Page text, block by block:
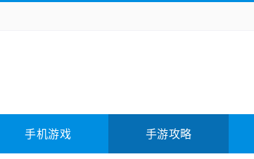
图形软件 安全相关 应用软件
未分类 综合其它
手机游戏 手游攻略